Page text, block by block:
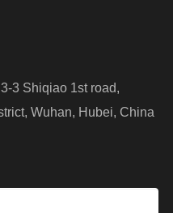
3 Shiqiao 1st road,
Wuhan, Hubei, China